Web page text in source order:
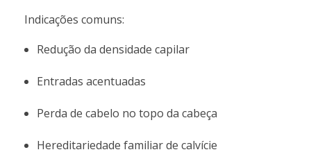
Indicações comuns:
Redução da densidade capilar
Entradas acentuadas
Perda de cabelo no topo da cabeça
Hereditariedade familiar de calvície